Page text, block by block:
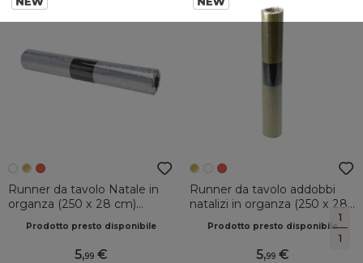
1
1
Runner da tavolo Natale in
organza (250 x 28 cm)
Prodotto presto disponibile
5,99
Runner da tavolo addobbi
natalizi in organza (250 x 28
cm) Eleganza Champagne
Prodotto presto disponibile
5,99